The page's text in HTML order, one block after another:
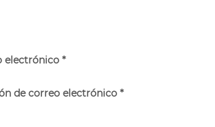
electrónico *
de correo electrónico *